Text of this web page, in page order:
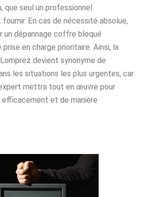
que seul un professionnel
En cas de nécessité absolue,
un dépannage coffre bloqué
prise en charge prioritaire. Ainsi, la
devient synonyme de
les situations les plus urgentes, car
mettra tout en œuvre pour
efficacement et de manière